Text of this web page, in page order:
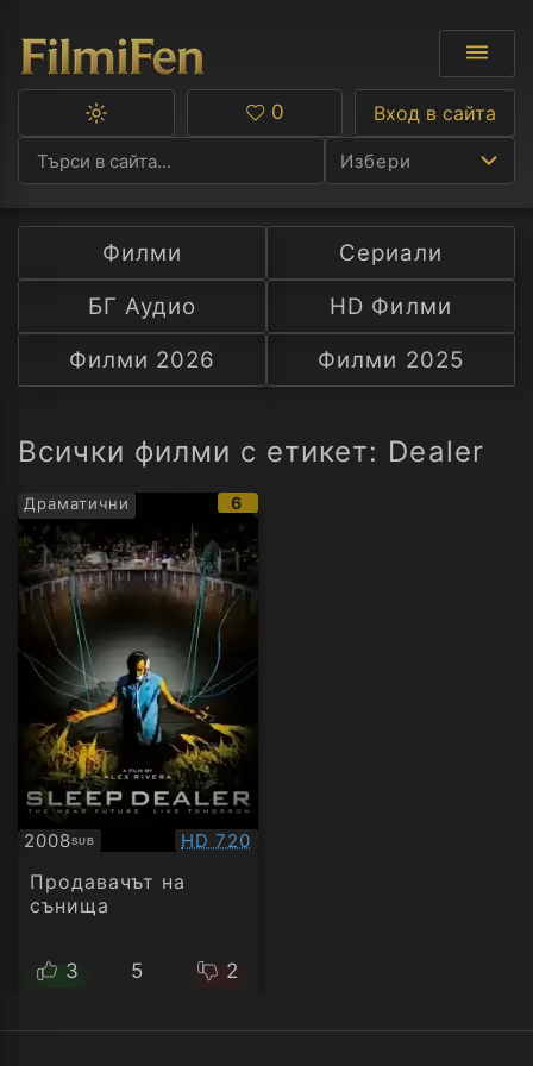
Избери
Ф
С
А
Превключване
тъмна
тема
Любими
0 Вход в сайта
Филми
Сериали
БГ Аудио
HD Филми
Филми 2026
Филми 2025
Всички филми с етикет: Dealer
Драматични
IMDb
рейтинг:
6
2008SUB
Субтитри Качество:
HD 720
Продавачът на
сънища
3 5 2